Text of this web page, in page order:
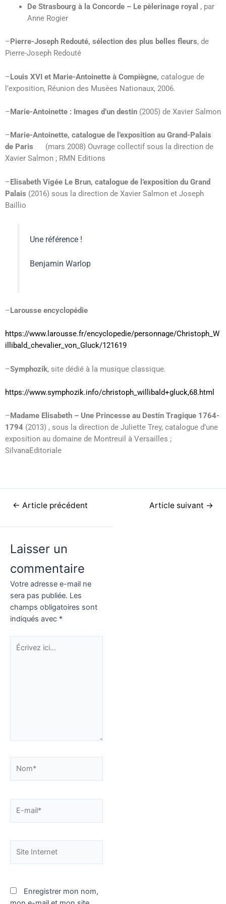
De Strasbourg à la Concorde – Le pèlerinage royal , par
Anne Rogier
–Pierre-Joseph Redouté, sélection des plus belles fleurs, de
Pierre-Joseph Redouté
–Louis XVI et Marie-Antoinette à Compiègne, catalogue de
l’exposition, Réunion des Musées Nationaux, 2006.
–Marie-Antoinette : Images d’un destin (2005) de Xavier Salmon
–Marie-Antoinette, catalogue de l’exposition au Grand-Palais
de Paris (mars 2008) Ouvrage collectif sous la direction de
Xavier Salmon ; RMN Editions
–Elisabeth Vigée Le Brun, catalogue de l’exposition du Grand
Palais (2016) sous la direction de Xavier Salmon et Joseph
Baillio
Une référence !
Benjamin Warlop
–Larousse encyclopédie
https://www.larousse.fr/encyclopedie/personnage/Christoph_W
illibald_chevalier_von_Gluck/121619
–Symphozik, site dédié à la musique classique.
https://www.symphozik.info/christoph_willibald+gluck,68.html
– Madame Elisabeth – Une Princesse au Destin Tragique 1764-
1794 (2013) , sous la direction de Juliette Trey, catalogue d’une
exposition au domaine de Montreuil à Versailles ;
SilvanaEditoriale
← Article précédent Article suivant →
Laisser un
commentaire
Votre adresse e-mail ne
sera pas publiée. Les
champs obligatoires sont
indiqués avec *
ici…
mail*
Internet
Enregistrer mon nom,